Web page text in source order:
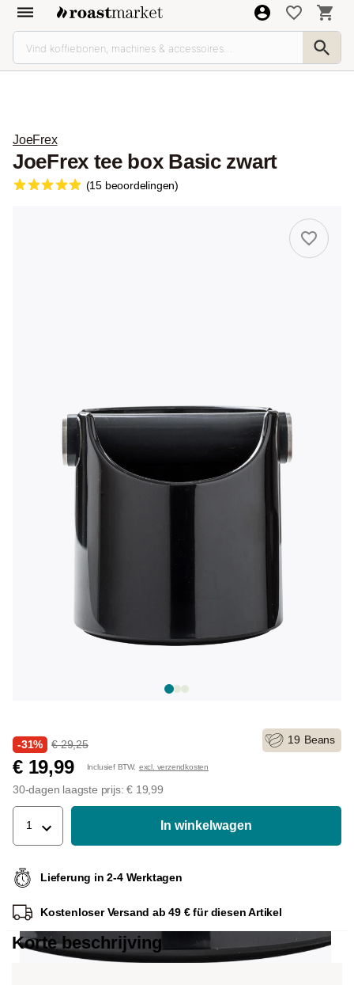
JoeFrex
JoeFrex tee box Basic zwart
(15 beoordelingen)
-31% € 29,25
€ 19,99 Inclusief BTW. excl. verzendkosten
30-dagen laagste prijs: € 19,99
19 Beans
1 In winkelwagen
Lieferung in 2-4 Werktagen
Kostenloser Versand ab 49 € für diesen Artikel
Korte beschrijving